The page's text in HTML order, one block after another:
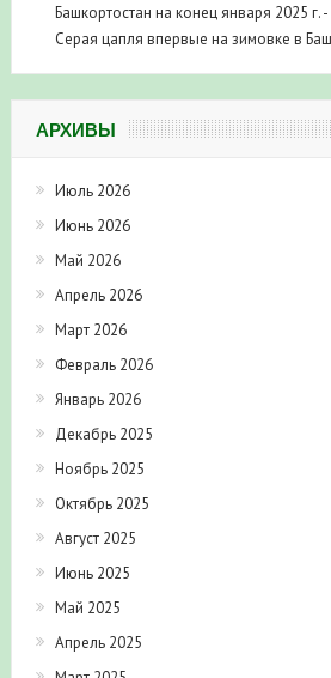
Башкортостан на конец января 2025 г.
Серая цапля впервые на зимовке в
АРХИВЫ
Июль 2026
Июнь 2026
Май 2026
Апрель 2026
Март 2026
Февраль 2026
Январь 2026
Декабрь 2025
Ноябрь 2025
Октябрь 2025
Август 2025
Июнь 2025
Май 2025
Апрель 2025